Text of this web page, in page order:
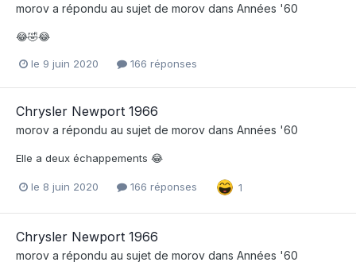
morov a répondu au sujet de morov dans Années '60
😂🤣😂
le 9 juin 2020 166 réponses
Chrysler Newport 1966
morov a répondu au sujet de morov dans Années '60
Elle a deux échappements 😂
le 8 juin 2020 166 réponses 1
Chrysler Newport 1966
morov a répondu au sujet de morov dans Années '60